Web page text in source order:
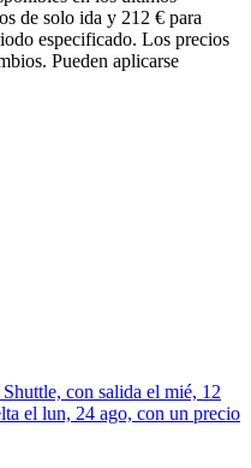
de solo ida y 212 € para
especificado. Los precios
Pueden aplicarse
con salida el mié, 12
el lun, 24 ago, con un precio